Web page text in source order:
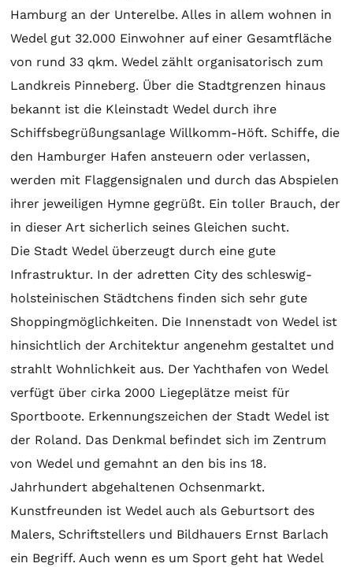
Hamburg an der Unterelbe. Alles in allem wohnen in
Wedel gut 32.000 Einwohner auf einer Gesamtfläche
von rund 33 qkm. Wedel zählt organisatorisch zum
Landkreis Pinneberg. Über die Stadtgrenzen hinaus
bekannt ist die Kleinstadt Wedel durch ihre
Schiffsbegrüßungsanlage Willkomm-Höft. Schiffe, die
den Hamburger Hafen ansteuern oder verlassen,
werden mit Flaggensignalen und durch das Abspielen
ihrer jeweiligen Hymne gegrüßt. Ein toller Brauch, der
in dieser Art sicherlich seines Gleichen sucht.
Die Stadt Wedel überzeugt durch eine gute
Infrastruktur. In der adretten City des schleswig-
holsteinischen Städtchens finden sich sehr gute
Shoppingmöglichkeiten. Die Innenstadt von Wedel ist
hinsichtlich der Architektur angenehm gestaltet und
strahlt Wohnlichkeit aus. Der Yachthafen von Wedel
verfügt über cirka 2000 Liegeplätze meist für
Sportboote. Erkennungszeichen der Stadt Wedel ist
der Roland. Das Denkmal befindet sich im Zentrum
von Wedel und gemahnt an den bis ins 18.
Jahrhundert abgehaltenen Ochsenmarkt.
Kunstfreunden ist Wedel auch als Geburtsort des
Malers, Schriftstellers und Bildhauers Ernst Barlach
ein Begriff. Auch wenn es um Sport geht hat Wedel